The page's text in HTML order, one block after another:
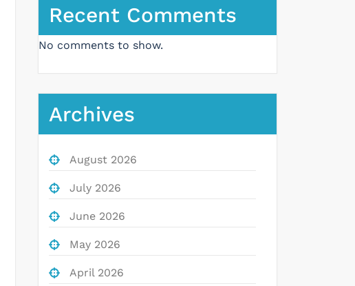
Recent Comments
No comments to show.
Archives
August 2026
July 2026
June 2026
May 2026
April 2026